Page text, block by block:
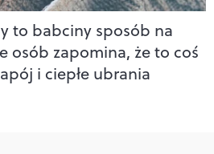
to babciny sposób na
osób zapomina, że to coś
i ciepłe ubrania